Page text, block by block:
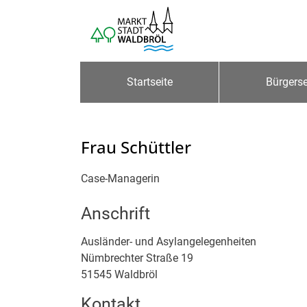
Startseite
Frau Schüttler
Case-Managerin
Anschrift
Ausländer- und Asylangelegenheiten
Nümbrechter Straße 19
51545 Waldbröl